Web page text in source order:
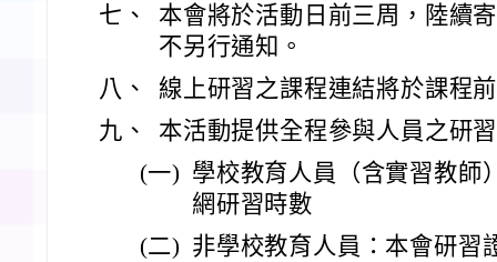
七、
本會將於活動日前三周，陸續
不另行通知。
八、
線上研習之課程連結將於課程
九、
本活動提供全程參與人員之研
(一) 學校教育人員（含實習教師
網研習時數
(二) 非學校教育人員：本會研習